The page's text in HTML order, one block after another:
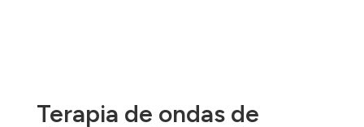
Terapia de ondas de